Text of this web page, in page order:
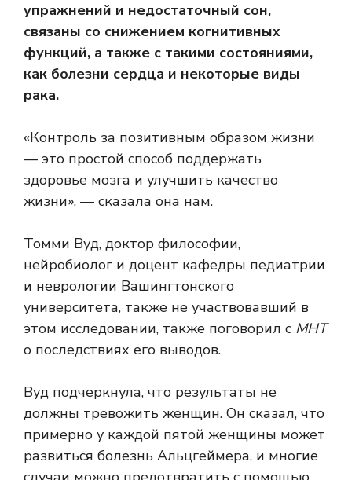
упражнений и недостаточный сон,
связаны со снижением когнитивных
функций, а также с такими состояниями,
как болезни сердца и некоторые виды
рака.
«Контроль за позитивным образом жизни
— это простой способ поддержать
здоровье мозга и улучшить качество
жизни», — сказала она нам.
Томми Вуд, доктор философии,
нейробиолог и доцент кафедры педиатрии
и неврологии Вашингтонского
университета, также не участвовавший в
этом исследовании, также поговорил с МНТ
о последствиях его выводов.
Вуд подчеркнула, что результаты не
должны тревожить женщин. Он сказал, что
примерно у каждой пятой женщины может
развиться болезнь Альцгеймера, и многие